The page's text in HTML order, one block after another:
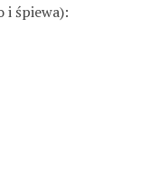
i śpiewa):